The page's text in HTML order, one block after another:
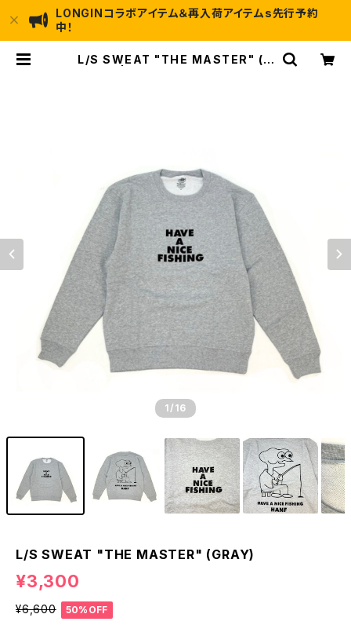
LONGINコラボアイテム＆再入荷アイテムs先行予約
中！
L/S SWEAT "THE MASTER" (G
1 /16
L/S SWEAT "THE MASTER" (GRAY)
¥3,300
¥6,600 50%OFF